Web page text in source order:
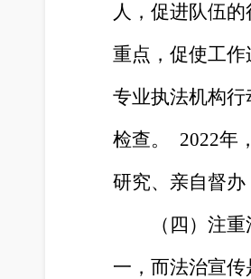
人，促进队伍
重点，促使工
专业执法机构
检查。 2022年
研究、亲自督
（四）注
一，而法治宣